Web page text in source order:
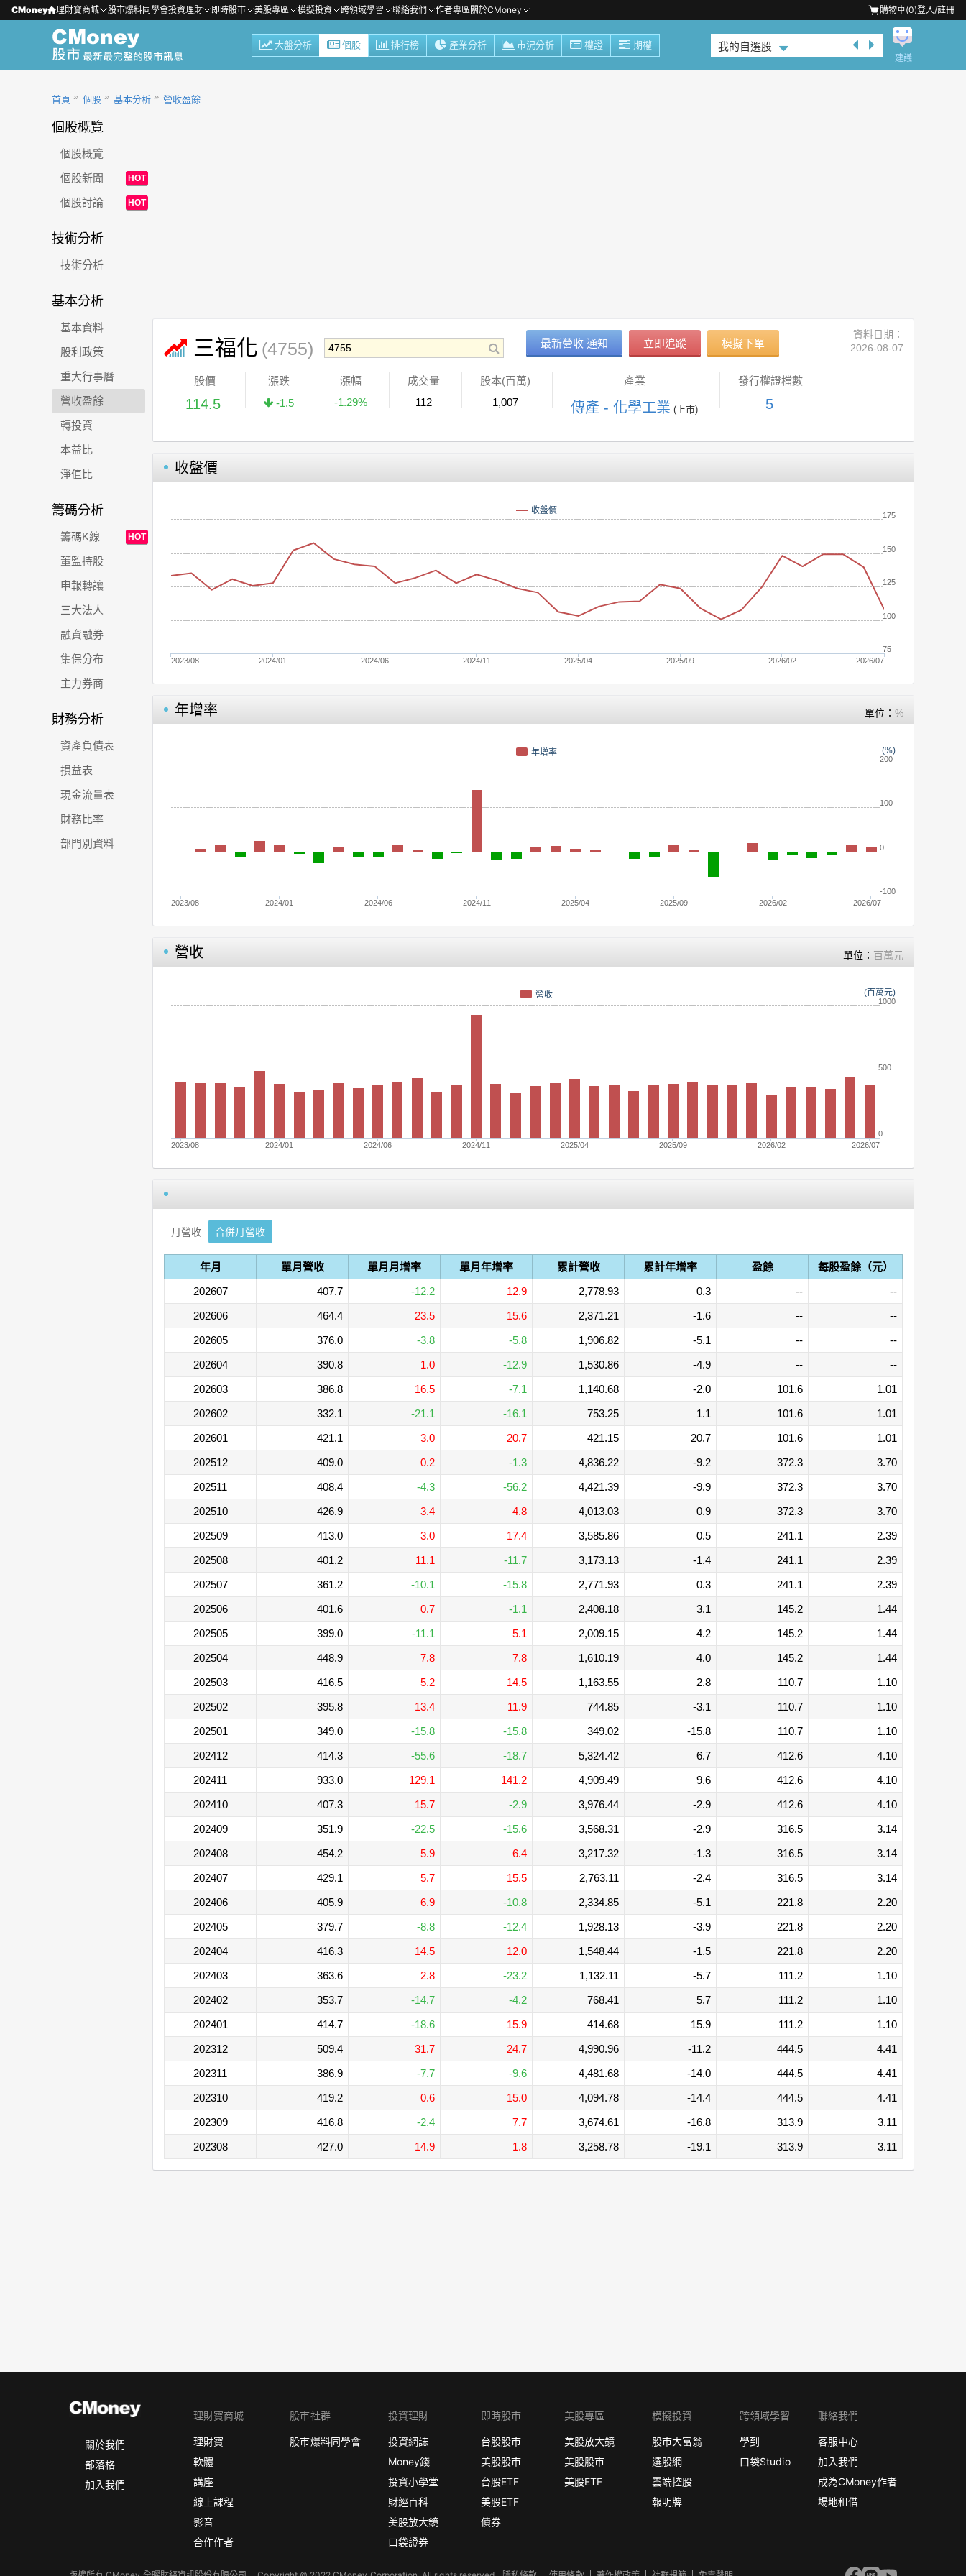
CMoney 理財寶商城 股市爆料同學會投資理財 即時股市 美股專區 模擬投資 跨領域學習 聯絡我們 作者專區關於CMoney 購物車(0)登入/註冊
大盤分析 個股 排行榜 產業分析 市況分析 權證 期權 我的自選股
建議
首頁 個股 基本分析 營收盈餘
個股概覽
個股概覽
個股新聞
HOT
個股討論 HOT
技術分析
技術分析
基本分析
基本資料
股利政策
重大行事曆
營收盈餘
轉投資
本益比
淨值比
籌碼分析
籌碼K線 HOT
董監持股
申報轉讓
三大法人
融資融券
集保分布
主力券商
財務分析
資產負債表
損益表
現金流量表
財務比率
部門別資料
三福化 (4755) 最新營收 通知 立即追蹤 模擬下單
資料日期：
2026-08-07
股價
114.5
漲跌
-1.5
漲幅
-1.29%
成交量
112
股本(百萬)
1,007
產業
傳產 - 化學工業 (上市)
發行權證檔數
5
收盤價
收盤價
2023/08 2024/06 2025/04 2026/02
2024/01 2024/11 2025/09 2026/07
100
75
125
150
175
年增率 單位： %
(%)
年增率
2023/08 2024/06 2025/04 2026/02
2024/01 2024/11 2025/09 2026/07
-100
0
100
200
營收 單位： 百萬元
(百萬元)
營收
2023/08 2024/06 2025/04 2026/02
2024/01 2024/11 2025/09 2026/07
0
500
1000
月營收 合併月營收
年月 單月營收 單月月增率 單月年增率 累計營收 累計年增率 盈餘
每股盈餘（元）
202607
407.7 -12.2 12.9 2,778.93 0.3 --
--
202606
464.4 23.5 15.6 2,371.21 -1.6 --
--
202605
376.0 -3.8 -5.8 1,906.82 -5.1 --
--
202604
390.8 1.0 -12.9 1,530.86 -4.9 --
--
202603
386.8 16.5 -7.1 1,140.68 -2.0 101.6
1.01
202602
332.1 -21.1 -16.1 753.25 1.1 101.6
1.01
202601
421.1 3.0 20.7 421.15 20.7 101.6
1.01
202512
409.0 0.2 -1.3 4,836.22 -9.2 372.3
3.70
202511
408.4 -4.3 -56.2 4,421.39 -9.9 372.3
3.70
202510
426.9 3.4 4.8 4,013.03 0.9 372.3
3.70
202509
413.0 3.0 17.4 3,585.86 0.5 241.1
2.39
202508
401.2 11.1 -11.7 3,173.13 -1.4 241.1
2.39
202507
361.2 -10.1 -15.8 2,771.93 0.3 241.1
2.39
202506
401.6 0.7 -1.1 2,408.18 3.1 145.2
1.44
202505
399.0 -11.1 5.1 2,009.15 4.2 145.2
1.44
202504
448.9 7.8 7.8 1,610.19 4.0 145.2
1.44
202503
416.5 5.2 14.5 1,163.55 2.8 110.7
1.10
202502
395.8 13.4 11.9 744.85 -3.1 110.7
1.10
202501
349.0 -15.8 -15.8 349.02 -15.8 110.7
1.10
202412
414.3 -55.6 -18.7 5,324.42 6.7 412.6
4.10
202411
933.0 129.1 141.2 4,909.49 9.6 412.6
4.10
202410
407.3 15.7 -2.9 3,976.44 -2.9 412.6
4.10
202409
351.9 -22.5 -15.6 3,568.31 -2.9 316.5
3.14
202408
454.2 5.9 6.4 3,217.32 -1.3 316.5
3.14
202407
429.1 5.7 15.5 2,763.11 -2.4 316.5
3.14
202406
405.9 6.9 -10.8 2,334.85 -5.1 221.8
2.20
202405
379.7 -8.8 -12.4 1,928.13 -3.9 221.8
2.20
202404
416.3 14.5 12.0 1,548.44 -1.5 221.8
2.20
202403
363.6 2.8 -23.2 1,132.11 -5.7 111.2
1.10
202402
353.7 -14.7 -4.2 768.41 5.7 111.2
1.10
202401
414.7 -18.6 15.9 414.68 15.9 111.2
1.10
202312
509.4 31.7 24.7 4,990.96 -11.2 444.5
4.41
202311
386.9 -7.7 -9.6 4,481.68 -14.0 444.5
4.41
202310
419.2 0.6 15.0 4,094.78 -14.4 444.5
4.41
202309
416.8 -2.4 7.7 3,674.61 -16.8 313.9
3.11
202308
427.0 14.9 1.8 3,258.78 -19.1 313.9 3.11
關於我們
部落格
加入我們
理財寶商城
理財寶
軟體
講座
線上課程
影音
合作作者
股市社群
股市爆料同學會
投資理財
投資網誌
Money錢
投資小學堂
財經百科
美股放大鏡
口袋證券
即時股市
台股股市
美股股市
台股ETF
美股ETF
債券
美股專區
美股放大鏡
美股股市
美股ETF
模擬投資
股市大富翁
選股網
雲端控股
報明牌
跨領域學習
學到
口袋Studio
聯絡我們
客服中心
加入我們
成為CMoney作者
場地租借